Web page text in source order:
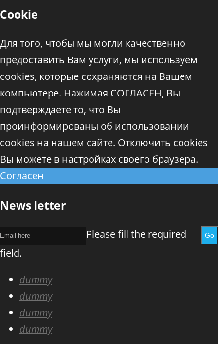
Cookie
Для того, чтобы мы могли качественно
предоставить Вам услуги, мы используем
cookies, которые сохраняются на Вашем
компьютере. Нажимая СОГЛАСЕН, Вы
подтверждаете то, что Вы
проинформированы об использовании
cookies на нашем сайте. Отключить cookies
Вы можете в настройках своего браузера.
Согласен
News letter
Please fill the required
field.
Go
dummy
dummy
dummy
dummy